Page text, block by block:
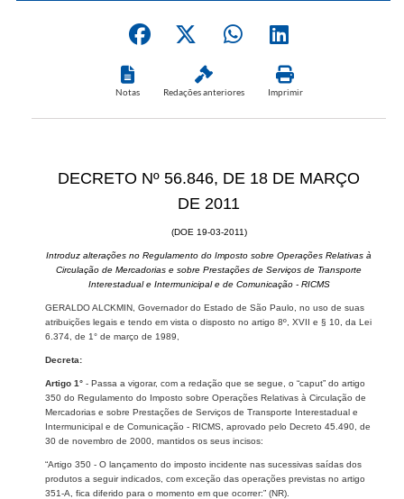
Notas Redações anteriores Imprimir
DECRETO Nº 56.846, DE 18 DE MARÇO
DE 2011
(DOE 19-03-2011)
Introduz alterações no Regulamento do Imposto sobre Operações Relativas à
Circulação de Mercadorias e sobre Prestações de Serviços de Transporte
Interestadual e Intermunicipal e de Comunicação - RICMS
GERALDO ALCKMIN, Governador do Estado de São Paulo, no uso de suas
atribuições legais e tendo em vista o disposto no artigo 8º, XVII e § 10, da Lei
6.374, de 1° de março de 1989,
Decreta:
Artigo 1° - Passa a vigorar, com a redação que se segue, o “caput” do artigo
350 do Regulamento do Imposto sobre Operações Relativas à Circulação de
Mercadorias e sobre Prestações de Serviços de Transporte Interestadual e
Intermunicipal e de Comunicação - RICMS, aprovado pelo Decreto 45.490, de
30 de novembro de 2000, mantidos os seus incisos:
“Artigo 350 - O lançamento do imposto incidente nas sucessivas saídas dos
produtos a seguir indicados, com exceção das operações previstas no artigo
351-A, fica diferido para o momento em que ocorrer:” (NR).